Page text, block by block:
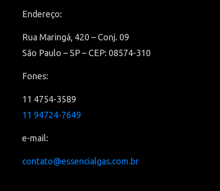
Endereço:
Rua Maringá, 420 – Conj. 09
São Paulo – SP – CEP: 08574-310
Fones:
11 4754-3589
11 94724-7649
e-mail:
contato@essencialgas.com.br